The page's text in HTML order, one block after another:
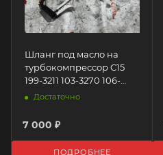
Шланг под масло на
турбокомпрессор С15
199-3211 103-3270 106-
9687 137-0313 159-9582
1069687 1370313 1599582
Достаточно
7 000 ₽
ПОДРОБНЕЕ